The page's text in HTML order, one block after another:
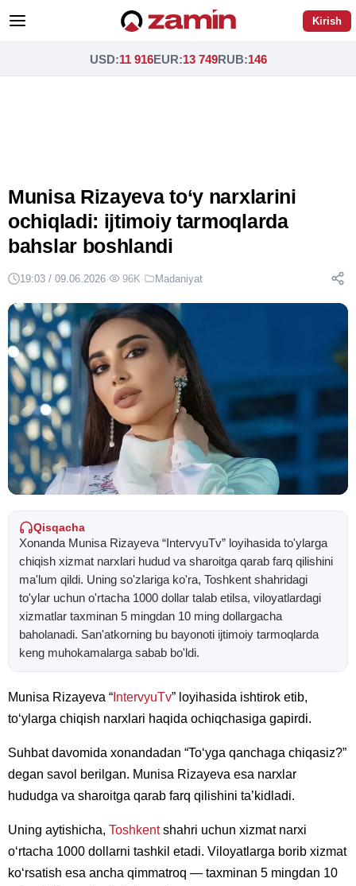
Kirish
USD:11 916EUR:13 749RUB:146
Munisa Rizayeva to‘y narxlarini
ochiqladi: ijtimoiy tarmoqlarda
bahslar boshlandi
19:03 / 09.06.2026· 96K· Madaniyat
Qisqacha
Xonanda Munisa Rizayeva “IntervyuTv” loyihasida to'ylarga
chiqish xizmat narxlari hudud va sharoitga qarab farq qilishini
ma'lum qildi. Uning so'zlariga ko'ra, Toshkent shahridagi
to'ylar uchun o'rtacha 1000 dollar talab etilsa, viloyatlardagi
xizmatlar taxminan 5 mingdan 10 ming dollargacha
baholanadi. San'atkorning bu bayonoti ijtimoiy tarmoqlarda
keng muhokamalarga sabab bo'ldi.
Munisa Rizayeva “ IntervyuTv” loyihasida ishtirok etib,
to‘ylarga chiqish narxlari haqida ochiqchasiga gapirdi.
Suhbat davomida xonandadan “To‘yga qanchaga chiqasiz?”
degan savol berilgan. Munisa Rizayeva esa narxlar
hududga va sharoitga qarab farq qilishini ta’kidladi.
Uning aytishicha, Toshkentshahri uchun xizmat narxi
o‘rtacha 1000 dollarni tashkil etadi. Viloyatlarga borib xizmat
ko‘rsatish esa ancha qimmatroq — taxminan 5 mingdan 10